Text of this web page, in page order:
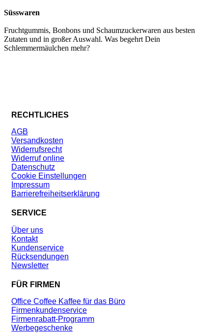
Süsswaren
Fruchtgummis, Bonbons und Schaumzuckerwaren aus besten
Zutaten und in großer Auswahl. Was begehrt Dein
Schlemmermäulchen mehr?
RECHTLICHES
AGB
Versandkosten
Widerrufsrecht
Widerruf online
Datenschutz
Cookie Einstellungen
Impressum
Barrierefreiheitserklärung
SERVICE
Über uns
Kontakt
Kundenservice
Rücksendungen
Newsletter
FÜR FIRMEN
Office Coffee Kaffee für das Büro
Firmenkundenservice
Firmenrabatt-Programm
Werbegeschenke